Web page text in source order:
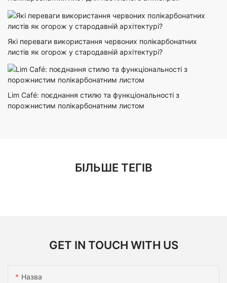
Які переваги використання червоних полікарбонатних
листів як огорож у стародавній архітектурі?
Lim Café: поєднання стилю та функціональності з
порожнистим полікарбонатним листом
БІЛЬШЕ ТЕГІВ
GET IN TOUCH WITH US
Назва